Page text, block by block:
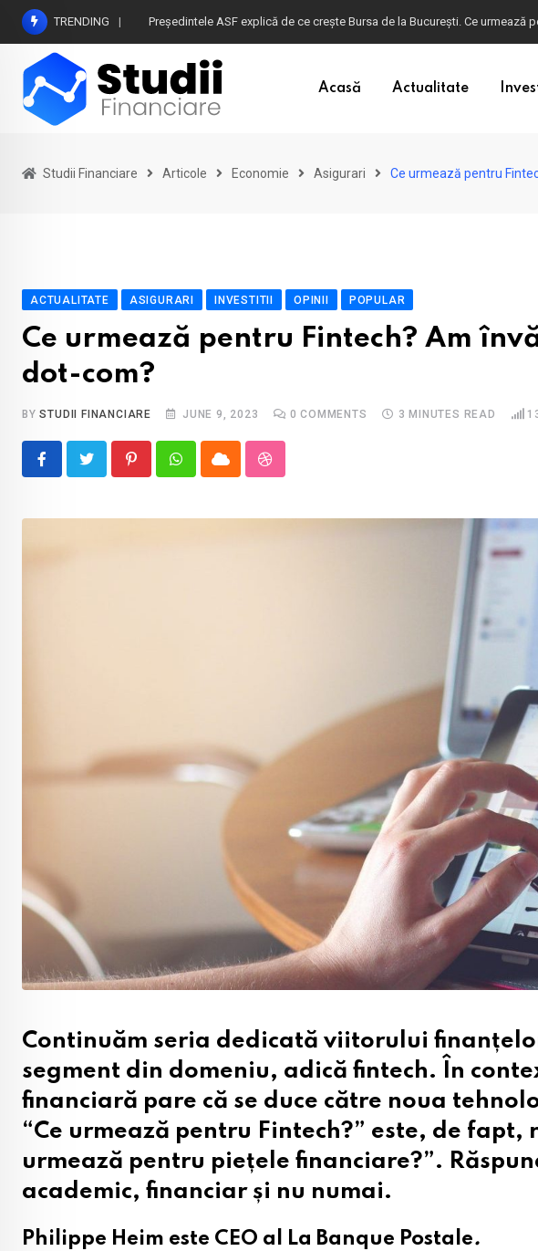
Skip
content
TRENDING Atenție la plățile în euro din timpul vacanței în Bulgaria. Dacă în România
Acasă Actualitate
Studii Financiare Articole Economie Asigurari Ce urmează pentru
ACTUALITATE ASIGURARI INVESTITII OPINII POPULAR
Ce urmează pentru Fintech? Am
dot-com?
BYSTUDII FINANCIARE JUNE 9, 2023 0 COMMENTS 3 MINUTES READ
PinterestWhatsappCloud StumbleUpon
Continuăm seria dedicată viitorului
segment din domeniu, adică fintech. În
financiară pare că se duce către noua
“Ce urmează pentru Fintech?” este, de fapt,
urmează pentru piețele financiare?”.
academic, financiar și nu numai.
Philippe Heim este CEO al La Banque Postale.